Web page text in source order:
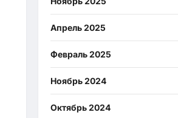
Апрель 2025
Февраль 2025
Ноябрь 2024
Октябрь 2024